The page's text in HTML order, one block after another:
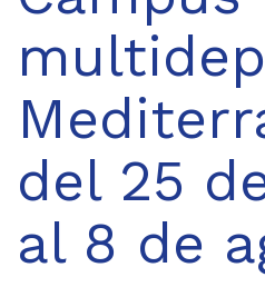
del 25
al 8 de